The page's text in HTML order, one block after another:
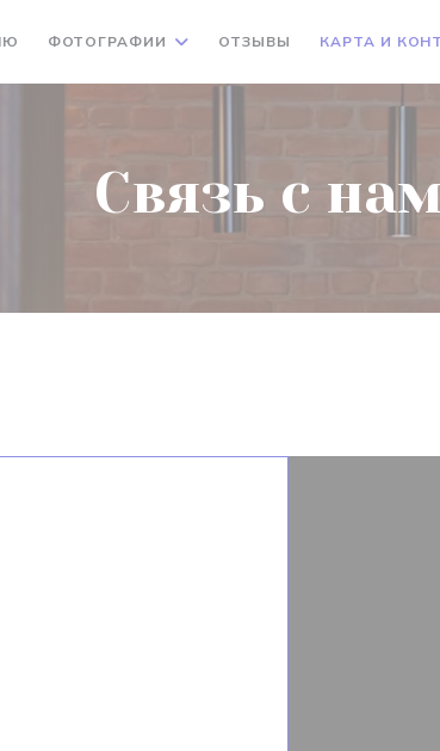
ФОТОГРАФИИ ОТЗЫВЫ КАРТА И
Связь с